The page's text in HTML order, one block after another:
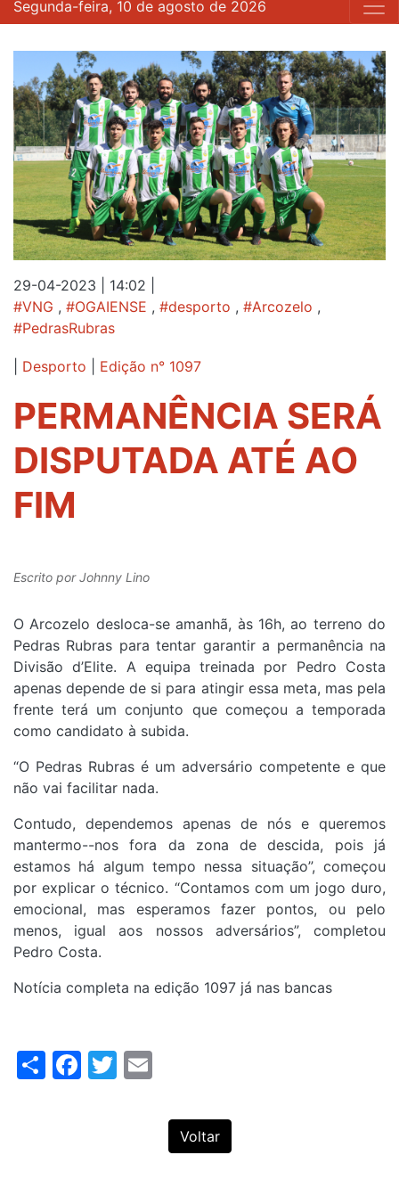
Segunda-feira, 10 de agosto de 2026
29-04-2023 | 14:02
#VNG , #OGAIENSE , #desporto , #Arcozelo ,
#PedrasRubras
Desporto Edição n° 1097
PERMANÊNCIA SERÁ
DISPUTADA ATÉ AO
FIM
Escrito porJohnny Lino
O Arcozelo desloca-se amanhã, às 16h, ao terreno do
Pedras Rubras para tentar garantir a permanência na
Divisão d’Elite. A equipa treinada por Pedro Costa
apenas depende de si para atingir essa meta, mas pela
frente terá um conjunto que começou a temporada
como candidato à subida.
“O Pedras Rubras é um adversário competente e que
não vai facilitar nada.
Contudo, dependemos apenas de nós e queremos
mantermo--nos fora da zona de descida, pois já
estamos há algum tempo nessa situação”, começou
por explicar o técnico. “Contamos com um jogo duro,
emocional, mas esperamos fazer pontos, ou pelo
menos, igual aos nossos adversários”, completou
Pedro Costa.
Notícia completa na edição 1097 já nas bancas
ShareFacebook
Twitter
Voltar